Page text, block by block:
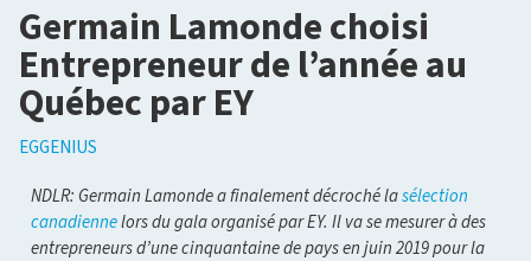
Germain Lamonde choisi
Entrepreneur de l’année au
Québec par EY
EGGENIUS
NDLR: Germain Lamonde a finalement décroché lasélection
canadiennelors du gala organisé par EY. Il va se mesurer à des
entrepreneurs d’une cinquantaine de pays en juin 2019 pour la